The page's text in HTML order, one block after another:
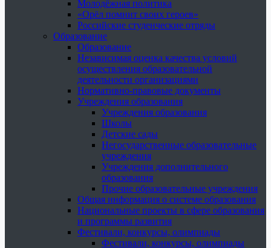
Молодёжная политика
«Орёл помнит своих героев»
Российские студенческие отряды
Образование
Образование
Независимая оценка качества условий
осуществления образовательной
деятельности организациями
Нормативно-правовые документы
Учреждения образования
Учреждения образования
Школы
Детские сады
Негосударственные образовательные
учреждения
Учреждения дополнительного
образования
Прочие образовательные учреждения
Общая информация о системе образования
Национальные проекты в сфере образования
и программы развития
Фестивали, конкурсы, олимпиады
Фестивали, конкурсы, олимпиады